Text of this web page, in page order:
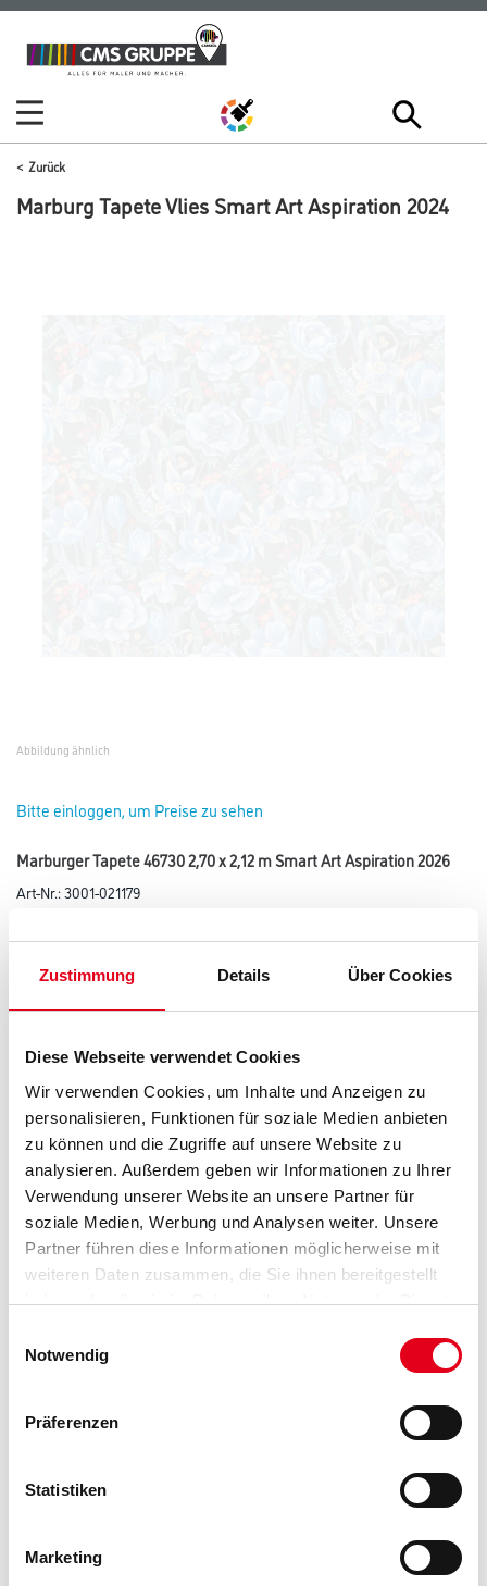
Zustimmung Details Über Cookies
Diese Webseite verwendet Cookies
Wir verwenden Cookies, um Inhalte und Anzeigen zu
personalisieren, Funktionen für soziale Medien anbieten
zu können und die Zugriffe auf unsere Website zu
analysieren. Außerdem geben wir Informationen zu Ihrer
Verwendung unserer Website an unsere Partner für
soziale Medien, Werbung und Analysen weiter. Unsere
Partner führen diese Informationen möglicherweise mit
weiteren Daten zusammen, die Sie ihnen bereitgestellt
haben oder die sie im Rahmen Ihrer Nutzung der Dienste
Notwendig
Präferenzen
Statistiken
Marketing
Zum
Inhalt
Zum
Navigationsmenü
Zurück
Marburg Tapete Vlies Smart Art Aspiration 2024
Abbildung ähnlich
Bitte einloggen, um Preise zu sehen
Marburger Tapete 46730 2,70 x 2,12 m Smart Art Aspiration 2026
Art-Nr.:3001-021179
Farbtonbezeichnung
Länge in centimeter
Gebinde
Umrechnungsfaktoren